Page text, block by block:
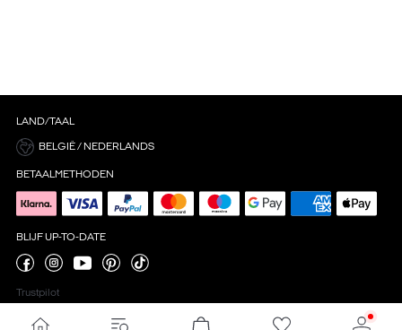
LAND/TAAL
BELGIË / NEDERLANDS
BETAALMETHODEN
BLIJF UP-TO-DATE
Trustpilot